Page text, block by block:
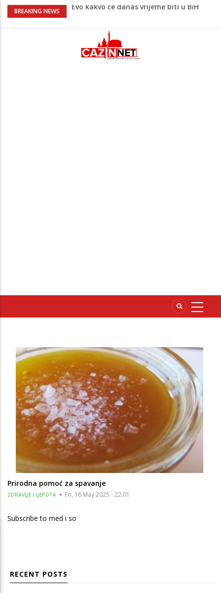
BREAKING NEWS
Evo kakvo će danas vrijeme biti u BiH
napadati susjedne zemlje, ali ćemo
uzvratiti ukoliko krenu na nas
Novi detalji ubistva u Bosanskoj Krupi:
Nezvanično, osumnjičena supruga
Prirodna pomoć za spavanje
ZDRAVLJE I LJEPOTA Fri, 16 May 2025 - 22:01
Subscribe to med i so
RECENT POSTS